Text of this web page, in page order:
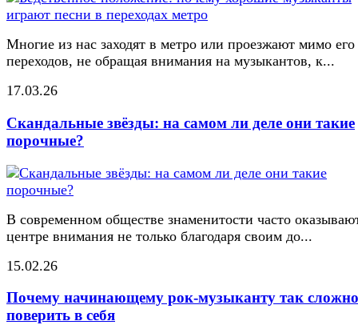
Многие из нас заходят в метро или проезжают мимо его
переходов, не обращая внимания на музыкантов, к...
17.03.26
Скандальные звёзды: на самом ли деле они такие
порочные?
В современном обществе знаменитости часто
центре внимания не только благодаря своим до...
15.02.26
Почему начинающему рок-музыканту так сложно
поверить в себя